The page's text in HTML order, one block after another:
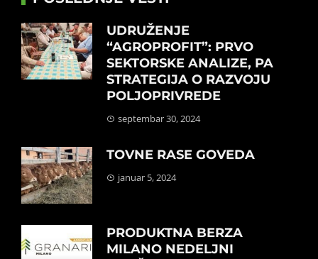
UDRUŽENJE
“AGROPROFIT”: PRVO
SEKTORSKE ANALIZE, PA
STRATEGIJA O RAZVOJU
POLJOPRIVREDE
septembar 30, 2024
TOVNE RASE GOVEDA
januar 5, 2024
PRODUKTNA BERZA
MILANO NEDELJNI